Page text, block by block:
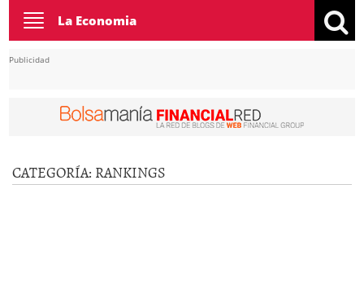
Toggle
navigation
La Economia
Publicidad
CATEGORÍA: RANKINGS